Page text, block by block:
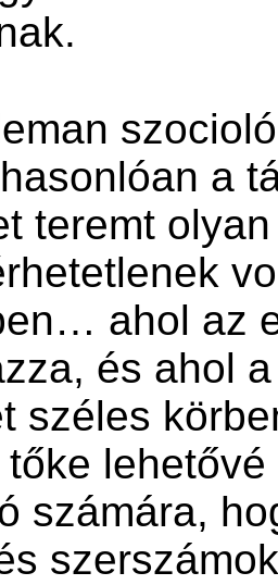
a
teremt
ahol az
és ahol
széles
számára,